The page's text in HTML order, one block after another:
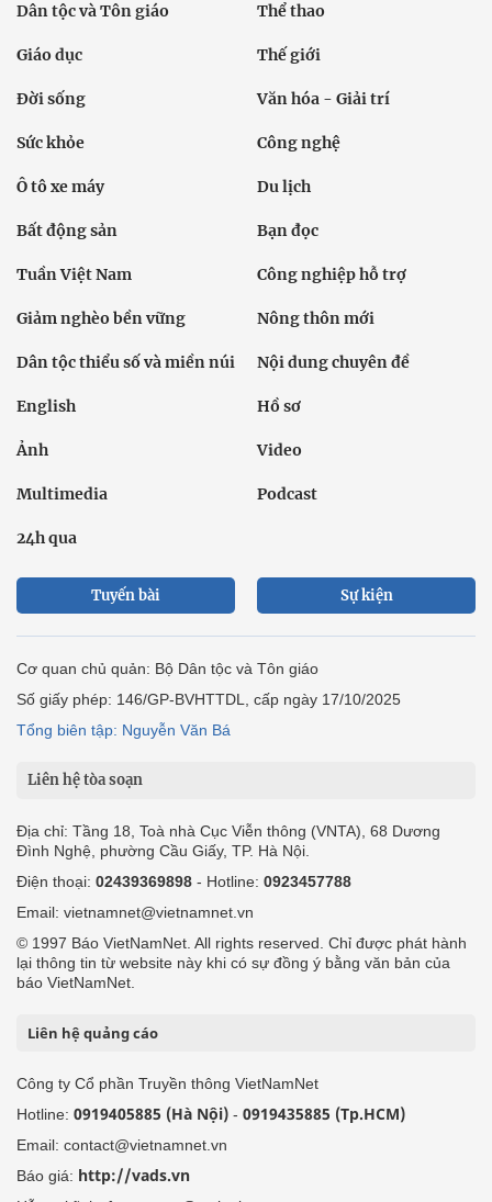
Dân tộc và Tôn giáo Thể thao
Giáo dục Thế giới
Đời sống Văn hóa - Giải trí
Sức khỏe Công nghệ
Ô tô xe máy Du lịch
Bất động sản Bạn đọc
Tuần Việt Nam Công nghiệp hỗ trợ
Giảm nghèo bền vững Nông thôn mới
Dân tộc thiểu số và miền núi Nội dung chuyên đề
English Hồ sơ
Ảnh Video
Multimedia Podcast
24h qua
Tuyến bài Sự kiện
Cơ quan chủ quản: Bộ Dân tộc và Tôn giáo
Số giấy phép: 146/GP-BVHTTDL, cấp ngày 17/10/2025
Tổng biên tập: Nguyễn Văn Bá
Liên hệ tòa soạn
Địa chỉ: Tầng 18, Toà nhà Cục Viễn thông (VNTA), 68 Dương
Đình Nghệ, phường Cầu Giấy, TP. Hà Nội.
Điện thoại: 02439369898 - Hotline: 0923457788
Email: vietnamnet@vietnamnet.vn
© 1997 Báo VietNamNet. All rights reserved. Chỉ được phát hành
lại thông tin từ website này khi có sự đồng ý bằng văn bản của
báo VietNamNet.
Liên hệ quảng cáo
Công ty Cổ phần Truyền thông VietNamNet
Hotline: 0919405885 (Hà Nội) - 0919435885 (Tp.HCM)
Email: contact@vietnamnet.vn
Báo giá: http://vads.vn